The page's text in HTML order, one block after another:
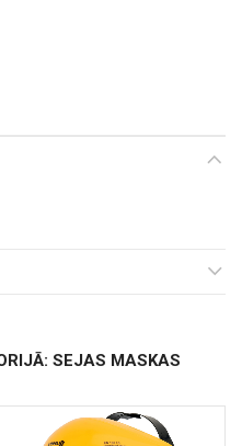
SEJAS MASKAS